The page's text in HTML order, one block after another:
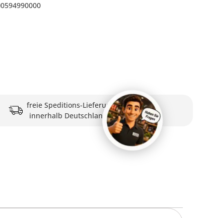
freie Speditions-Lieferung
innerhalb Deutschlands